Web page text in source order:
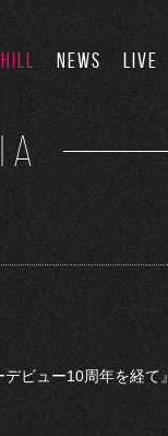
NEWS LIVE
ビュー10周年を経て』